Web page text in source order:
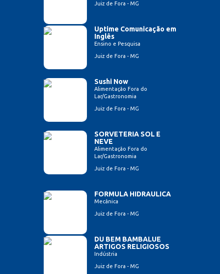
Juiz de Fora - MG
Uptime Comunicação em
Inglês
Ensino e Pesquisa
Juiz de Fora - MG
Sushi Now
Alimentação Fora do
Lar/Gastronomia
Juiz de Fora - MG
SORVETERIA SOL E
NEVE
Alimentação Fora do
Lar/Gastronomia
Juiz de Fora - MG
FORMULA HIDRAULICA
Mecânica
Juiz de Fora - MG
DU BEM BAMBALUE
ARTIGOS RELIGIOSOS
Indústria
Juiz de Fora - MG